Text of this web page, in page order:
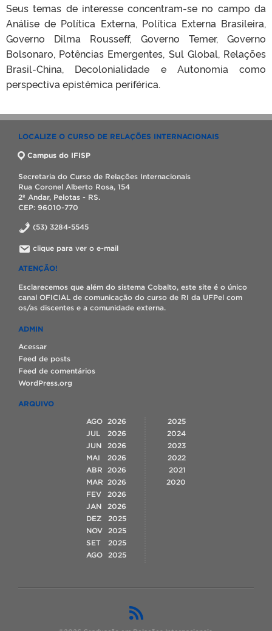
Seus temas de interesse concentram-se no campo da
Análise de Política Externa, Política Externa Brasileira,
Governo Dilma Rousseff, Governo Temer, Governo
Bolsonaro, Potências Emergentes, Sul Global, Relações
Brasil-China, Decolonialidade e Autonomia como
perspectiva epistêmica periférica.
LOCALIZE O CURSO DE RELAÇÕES INTERNACIONAIS
Campus do IFISP
Secretaria do Curso de Relações Internacionais
Rua Coronel Alberto Rosa, 154
2º Andar, Pelotas - RS.
CEP: 96010-770
(53) 3284-5545
clique para ver o e-mail
ATENÇÃO!
Esclarecemos que além do sistema Cobalto, este site é o único
canal OFICIAL de comunicação do curso de RI da UFPel com
os/as discentes e a comunidade externa.
ADMIN
Acessar
Feed de posts
Feed de comentários
WordPress.org
ARQUIVO
AGO
2026
JUL
2026
JUN
2026
MAI
2026
ABR
2026
MAR
2026
FEV
2026
JAN
2026
DEZ
2025
NOV
2025
SET
2025
AGO
2025
2025
2024
2023
2022
2021
2020